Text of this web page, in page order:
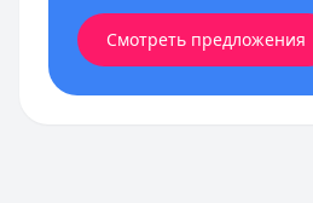
Смотреть предложения